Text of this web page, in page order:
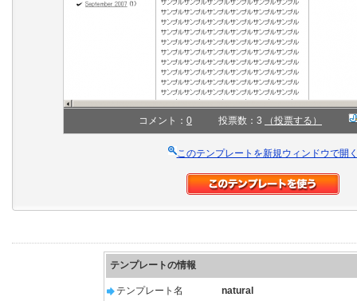
コメント： 0 投票数：3 （投票する）
このテンプレートを新規ウィンドウで開
テンプレートの情報
テンプレート名 natural